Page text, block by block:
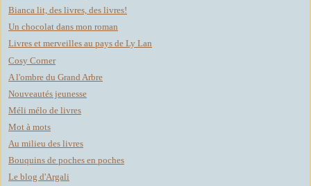
Bianca lit, des livres, des livres!
Un chocolat dans mon roman
Livres et merveilles au pays de Ly Lan
Cosy Corner
A l'ombre du Grand Arbre
Nouveautés jeunesse
Méli mélo de livres
Mot à mots
Au milieu des livres
Bouquins de poches en poches
Le blog d'Argali